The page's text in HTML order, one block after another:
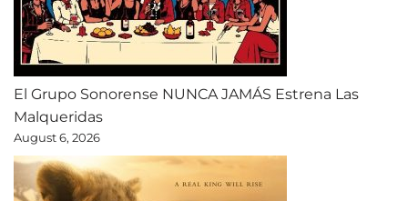
El Grupo Sonorense NUNCA JAMÁS Estrena Las
Malqueridas
August 6, 2026